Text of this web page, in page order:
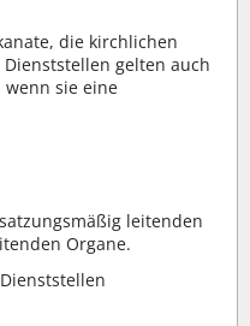
die kirchlichen
Dienststellen gelten auch
sie eine
leitenden
Organe.